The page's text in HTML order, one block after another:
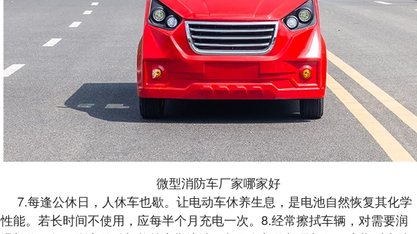
微型消防车厂家哪家好
7.每逢公休日，人休车也歇。让电动车休养生息，是电池自然恢复其化学
性能。若长时间不使用，应每半个月充电一次。8.经常擦拭车辆，对需要润